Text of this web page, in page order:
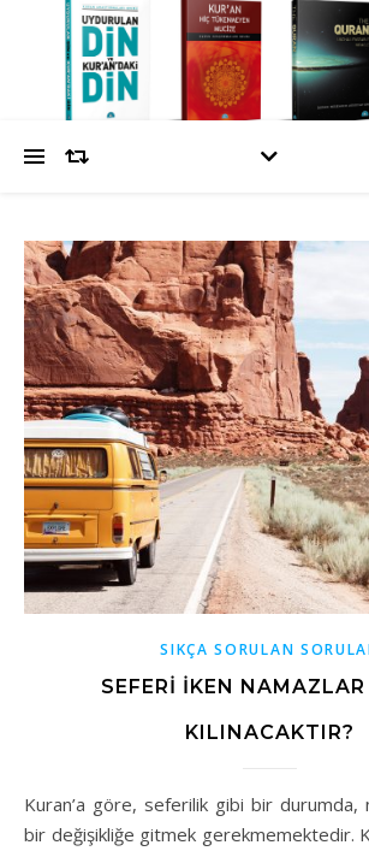
SIKÇA SORULAN
SEFERI IKEN
KILINACAKTIR?
Kuran’a göre, seferilik gibi bir durumda, namaz ibadetinde
bir değişikliğe gitmek gerekmemektedir.